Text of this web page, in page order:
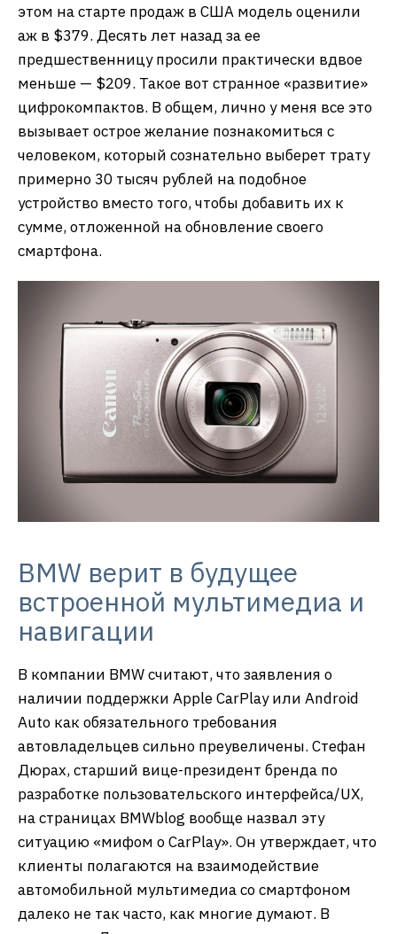
этом на старте продаж в США модель оценили
аж в $379. Десять лет назад за ее
предшественницу просили практически вдвое
меньше — $209. Такое вот странное «развитие»
цифрокомпактов. В общем, лично у меня все это
вызывает острое желание познакомиться с
человеком, который сознательно выберет трату
примерно 30 тысяч рублей на подобное
устройство вместо того, чтобы добавить их к
сумме, отложенной на обновление своего
смартфона.
BMW верит в будущее
встроенной мультимедиа и
навигации
В компании BMW считают, что заявления о
наличии поддержки Apple CarPlay или Android
Auto как обязательного требования
автовладельцев сильно преувеличены. Стефан
Дюрах, старший вице-президент бренда по
разработке пользовательского интерфейса/UX,
на страницах BMWblog вообще назвал эту
ситуацию «мифом о CarPlay». Он утверждает, что
клиенты полагаются на взаимодействие
автомобильной мультимедиа со смартфоном
далеко не так часто, как многие думают. В